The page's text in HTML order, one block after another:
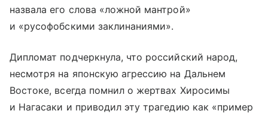
назвала его слова «ложной мантрой»
и «русофобскими заклинаниями».
Дипломат подчеркнула, что российский народ,
несмотря на японскую агрессию на Дальнем
Востоке, всегда помнил о жертвах Хиросимы
и Нагасаки и приводил эту трагедию как «пример